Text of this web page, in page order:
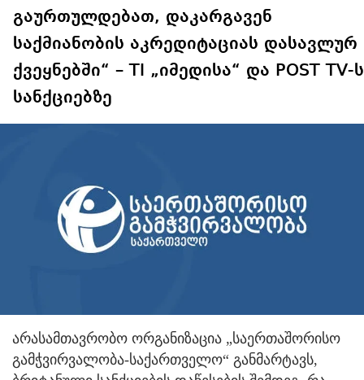
გაურთულდებათ, დაკარგავენ
საქმიანობის აკრედიტაციას დასავლურ
ქვეყნებში“ – TI „იმედისა“ და POST TV-ს
სანქციებზე
არასამთავრობო ორგანიზაცია „საერთაშორისო
გამჭვირვალობა-საქართველო“ განმარტავს,